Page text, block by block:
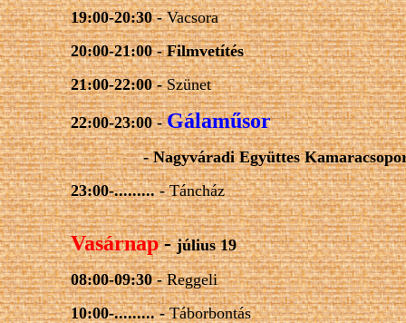
19:00-20:30 -Vacsora
20:00-21:00 -Filmvetítés
21:00-22:00 -Szünet
22:00-23:00 -Gálaműsor
-Nagyváradi Együttes
23:00-......... -Táncház
Vasárnap-július 19
08:00-09:30 -Reggeli
10:00-......... -Táborbontás